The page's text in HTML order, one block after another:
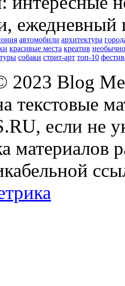
ежедневный
автомобили архитектура
красивые места креатив
собаки стрит-арт топ-10
2023 Blog
текстовые
если не
материалов